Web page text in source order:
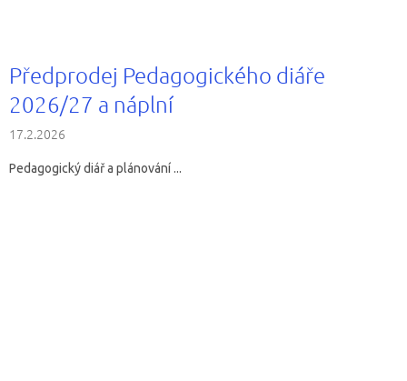
Předprodej Pedagogického diáře
2026/27 a náplní
17.2.2026
Pedagogický diář a plánování ...